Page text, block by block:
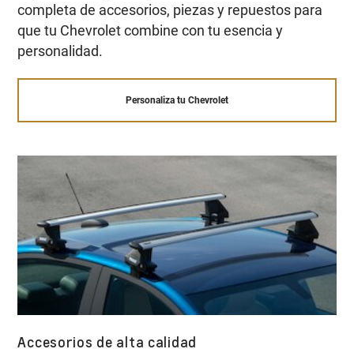
completa de accesorios, piezas y repuestos para
que tu Chevrolet combine con tu esencia y
personalidad.
Personaliza tu Chevrolet
Accesorios de alta calidad